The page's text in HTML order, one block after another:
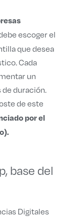
escoger el
que desea
Cada
un
duración.
de este
por el
base del
Digitales